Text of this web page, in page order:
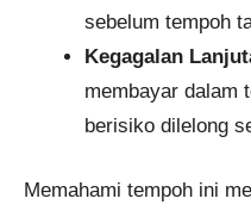
sebelum tempoh
Kegagalan
membayar dalam
berisiko dilelong
Memahami tempoh ini